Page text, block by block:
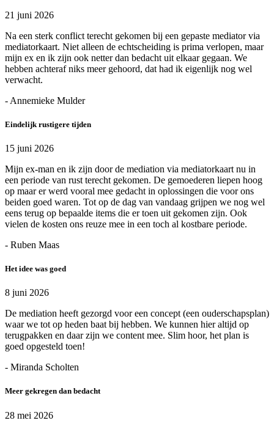
21 juni 2026
Na een sterk conflict terecht gekomen bij een gepaste mediator via
mediatorkaart. Niet alleen de echtscheiding is prima verlopen, maar
mijn ex en ik zijn ook netter dan bedacht uit elkaar gegaan. We
hebben achteraf niks meer gehoord, dat had ik eigenlijk nog wel
verwacht.
- Annemieke Mulder
Eindelijk rustigere tijden
15 juni 2026
Mijn ex-man en ik zijn door de mediation via mediatorkaart nu in
een periode van rust terecht gekomen. De gemoederen liepen hoog
op maar er werd vooral mee gedacht in oplossingen die voor ons
beiden goed waren. Tot op de dag van vandaag grijpen we nog wel
eens terug op bepaalde items die er toen uit gekomen zijn. Ook
vielen de kosten ons reuze mee in een toch al kostbare periode.
- Ruben Maas
Het idee was goed
8 juni 2026
De mediation heeft gezorgd voor een concept (een ouderschapsplan)
waar we tot op heden baat bij hebben. We kunnen hier altijd op
terugpakken en daar zijn we content mee. Slim hoor, het plan is
goed opgesteld toen!
- Miranda Scholten
Meer gekregen dan bedacht
28 mei 2026